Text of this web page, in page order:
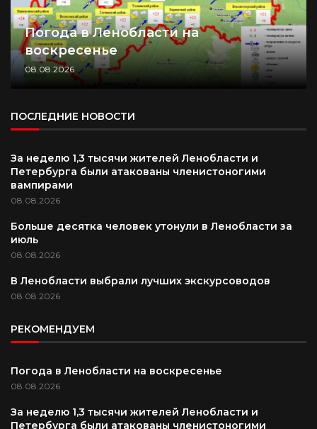
Погода в Ленобласти на
воскресенье
08.08.2026
ПОСЛЕДНИЕ НОВОСТИ
За неделю 1,3 тысячи жителей Ленобласти и
Петербурга были атакованы членистоногими
вампирами
08.08.2026
Больше десятка человек утонули в Ленобласти за
июль
08.08.2026
В Ленобласти выбрали лучших экскурсоводов
08.08.2026
РЕКОМЕНДУЕМ
Погода в Ленобласти на воскресенье
08.08.2026
За неделю 1,3 тысячи жителей Ленобласти и
Петербурга были атакованы членистоногими